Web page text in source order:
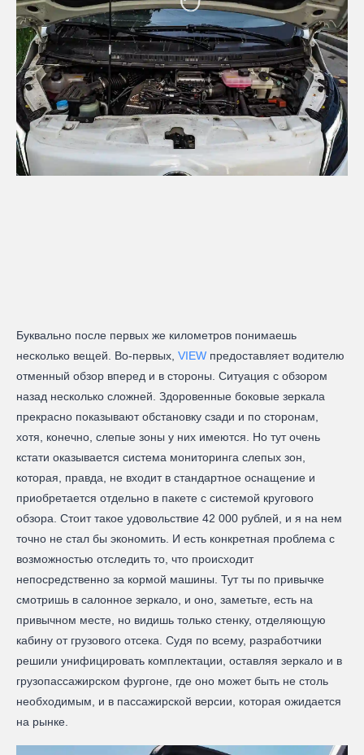
Буквально после первых же километров понимаешь
несколько вещей. Во-первых, VIEW предоставляет водителю
отменный обзор вперед и в стороны. Ситуация с обзором
назад несколько сложней. Здоровенные боковые зеркала
прекрасно показывают обстановку сзади и по сторонам,
хотя, конечно, слепые зоны у них имеются. Но тут очень
кстати оказывается система мониторинга слепых зон,
которая, правда, не входит в стандартное оснащение и
приобретается отдельно в пакете с системой кругового
обзора. Стоит такое удовольствие 42 000 рублей, и я на нем
точно не стал бы экономить. И есть конкретная проблема с
возможностью отследить то, что происходит
непосредственно за кормой машины. Тут ты по привычке
смотришь в салонное зеркало, и оно, заметьте, есть на
привычном месте, но видишь только стенку, отделяющую
кабину от грузового отсека. Судя по всему, разработчики
решили унифицировать комплектации, оставляя зеркало и в
грузопассажирском фургоне, где оно может быть не столь
необходимым, и в пассажирской версии, которая ожидается
на рынке.